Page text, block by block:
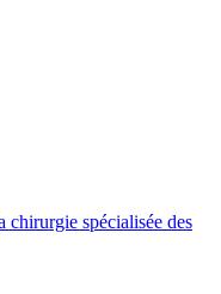
spécialisée des